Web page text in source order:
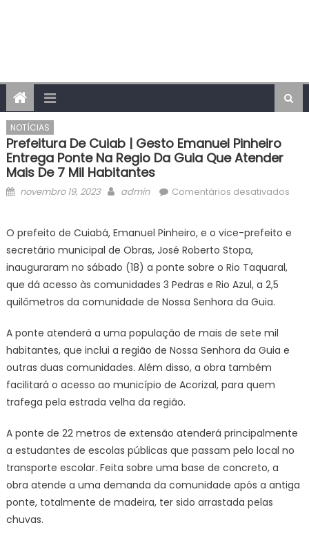
NOTÍCIAS
Prefeitura De Cuiab | Gesto Emanuel Pinheiro
Entrega Ponte Na Regio Da Guia Que Atender
Mais De 7 Mil Habitantes
Posted
novembro 19, 2023 Author
admin Comentários desativadosem
na
mil
O prefeito de Cuiabá, Emanuel Pinheiro, e o vice-prefeito e
secretário municipal de Obras, José Roberto Stopa,
inauguraram no sábado (18) a ponte sobre o Rio Taquaral,
que dá acesso às comunidades 3 Pedras e Rio Azul, a 2,5
quilômetros da comunidade de Nossa Senhora da Guia.
A ponte atenderá a uma população de mais de sete mil
habitantes, que inclui a região de Nossa Senhora da Guia e
outras duas comunidades. Além disso, a obra também
facilitará o acesso ao município de Acorizal, para quem
trafega pela estrada velha da região.
A ponte de 22 metros de extensão atenderá principalmente
a estudantes de escolas públicas que passam pelo local no
transporte escolar. Feita sobre uma base de concreto, a
obra atende a uma demanda da comunidade após a antiga
ponte, totalmente de madeira, ter sido arrastada pelas
chuvas.